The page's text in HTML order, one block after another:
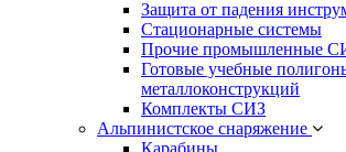
Защита от падения
Стационарные системы
Прочие промышленные
Готовые учебные
металлоконструкций
Комплекты СИЗ
Альпинистское снаряжение